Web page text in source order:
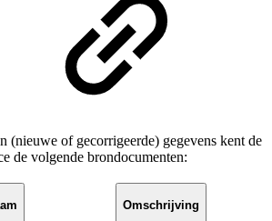
(nieuwe of gecorrigeerde) gegevens kent de
de volgende brondocumenten:
Omschrijving